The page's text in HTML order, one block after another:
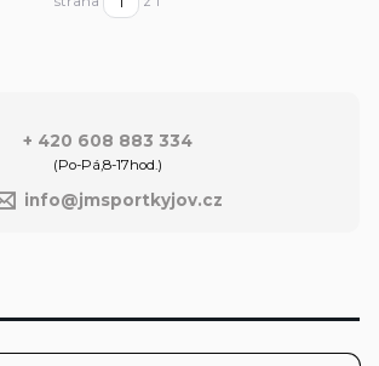
+ 420 608 883 334
(Po-Pá,8-17hod.)
info@jmsportkyjov.cz